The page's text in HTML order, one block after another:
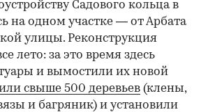
Садового кольца в
на одном участке — от Арбата
улицы. Реконструкция
лето: за это время здесь
и вымостили их новой
свыше 500 деревьев (клены,
и багряник) и установили